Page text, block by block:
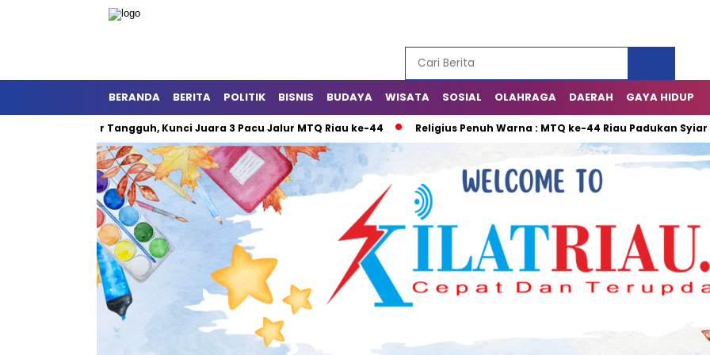
BERANDA BERITA POLITIK BISNIS BUDAYA WISATA SOSIAL OLAHRAGA DAERAH GAYA HIDUP
Dua Jalur Tangguh, Kunci Juara 3 Pacu Jalur MTQ Riau ke-44 Religius Penuh Warna : MTQ ke-44 Riau Padukan Syiar